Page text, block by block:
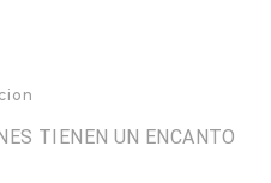
TIENEN UN ENCANTO